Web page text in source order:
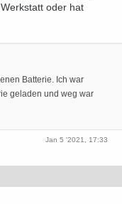
oder hat
Batterie. Ich war
geladen und weg war
Jan 5 '2021, 17:33